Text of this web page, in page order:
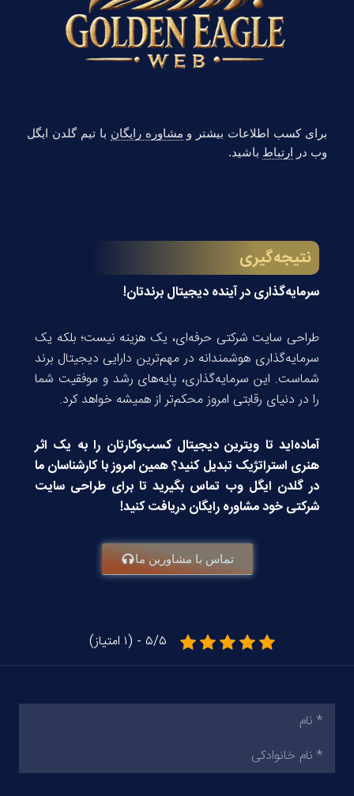
برای کسب اطلاعات بیشتر و مشاوره رایگان با تیم گلدن ایگل
وب در ارتباط باشید.
نتیجه‌گیری
سرمایه‌گذاری در آینده دیجیتال برندتان!
طراحی سایت شرکتی حرفه‌ای، یک هزینه نیست؛ بلکه یک
سرمایه‌گذاری هوشمندانه در مهم‌ترین دارایی دیجیتال برند
شماست. این سرمایه‌گذاری، پایه‌های رشد و موفقیت شما
را در دنیای رقابتی امروز محکم‌تر از همیشه خواهد کرد.
آماده‌اید تا ویترین دیجیتال کسب‌وکارتان را به یک اثر
هنری استراتژیک تبدیل کنید؟ همین امروز با کارشناسان ما
در گلدن ایگل وب تماس بگیرید تا برای طراحی سایت
شرکتی خود مشاوره رایگان دریافت کنید!
تماس با مشاورین ما
۵/۵ - (۱ امتیاز)
(ضروری)